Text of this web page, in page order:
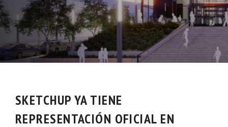
SKETCHUP YA TIENE
REPRESENTACIÓN OFICIAL EN